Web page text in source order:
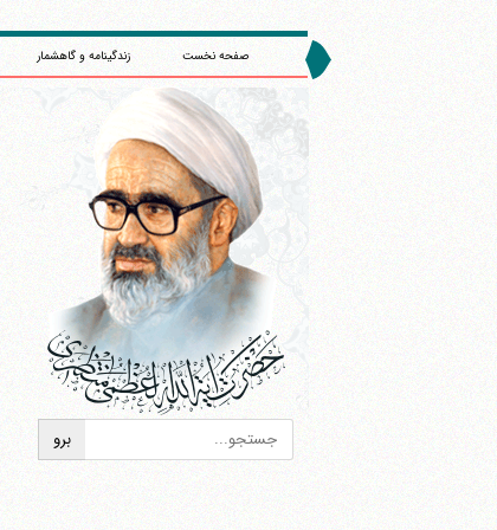
صفحه نخست زندگینامه و گاهشمار